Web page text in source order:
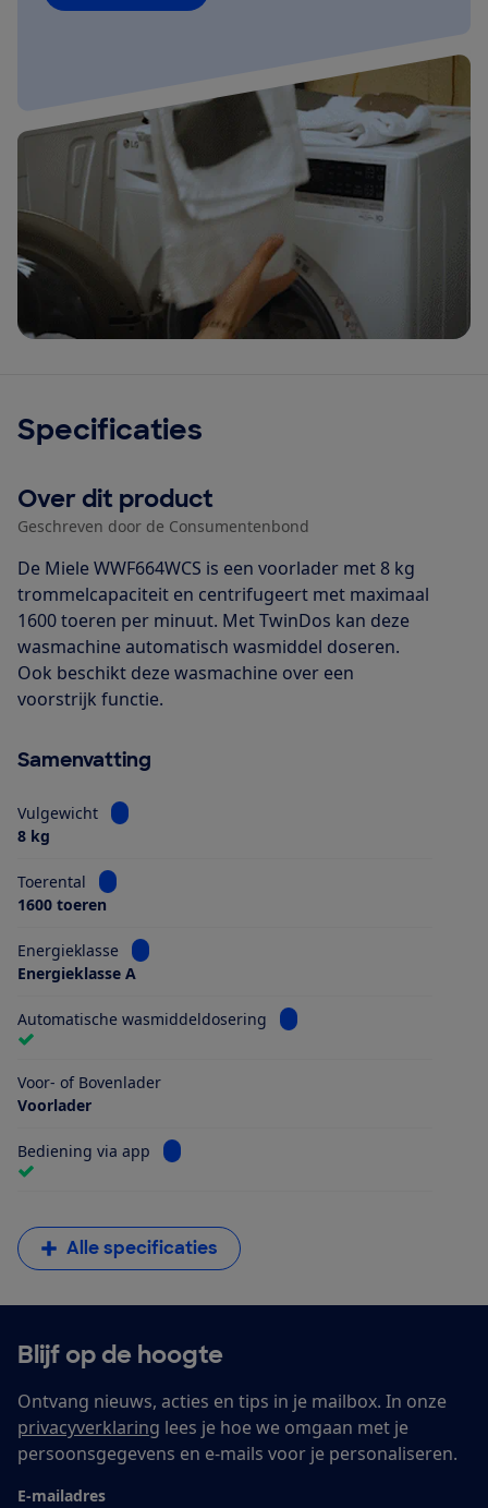
Specificaties
Over dit product
Geschreven door de Consumentenbond
De Miele WWF664WCS is een voorlader met 8 kg
trommelcapaciteit en centrifugeert met maximaal
1600 toeren per minuut. Met TwinDos kan deze
wasmachine automatisch wasmiddel doseren.
Ook beschikt deze wasmachine over een
voorstrijk functie.
Samenvatting
Vulgewicht
Bekijk informatie voor Vulgewicht
8 kg
Toerental
Bekijk informatie voor Toerental
1600 toeren
Energieklasse
Bekijk informatie voor Energieklasse
Energieklasse A
Automatische wasmiddeldosering Bekijk informatie voor
Voor- of Bovenlader
Voorlader
Bediening via app Bekijk informatie voor Bediening via app
Alle specificaties
Blijf op de hoogte
Ontvang nieuws, acties en tips in je mailbox. In onze
privacyverklaring lees je hoe we omgaan met je
persoonsgegevens en e-mails voor je personaliseren.
E-mailadres